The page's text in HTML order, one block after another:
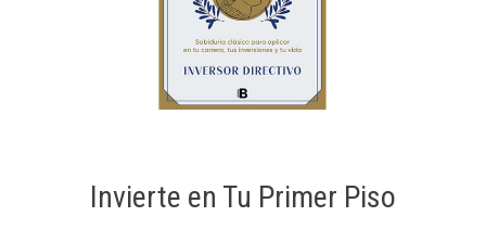
Invierte en Tu Primer Piso